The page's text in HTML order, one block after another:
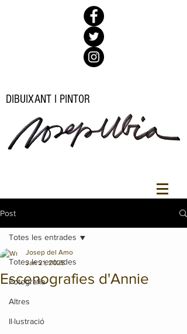
DIBUIXANT I PINTOR
Post
Totes les entrades
Fotografia
Altres
Il·lustració
Totes les entrades
Escenografies d'Annie
Josep del Amo
Jan 21, 2025